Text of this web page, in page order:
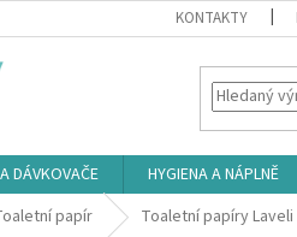
KONTAKTY
DÁVKOVAČE HYGIENA A NÁPLNĚ
papír Toaletní papíry Laveli